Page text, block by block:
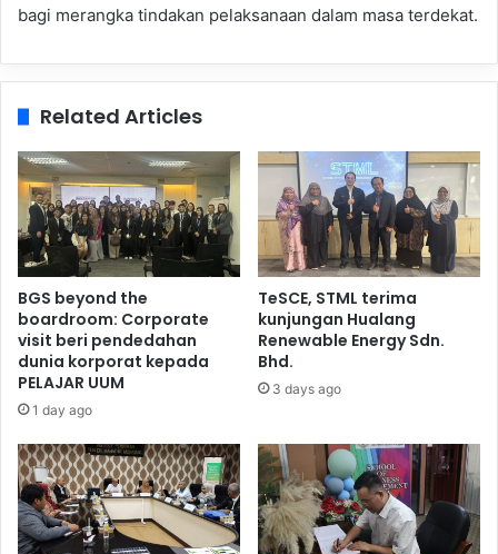
bagi merangka tindakan pelaksanaan dalam masa terdekat.
Related Articles
BGS beyond the
boardroom: Corporate
visit beri pendedahan
dunia korporat kepada
PELAJAR UUM
1 day ago
TeSCE, STML terima
kunjungan Hualang
Renewable Energy Sdn.
Bhd.
3 days ago